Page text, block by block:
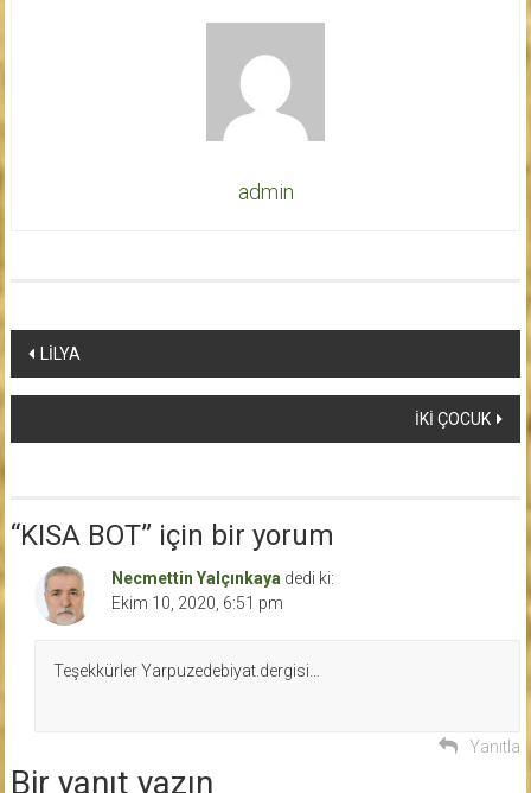
admin
Yazı
dolaşımı
LİLYA
İKİ ÇOCUK
“KISA BOT” için bir yorum
Necmettin Yalçınkaya dedi ki:
Ekim 10, 2020, 6:51 pm
Teşekkürler Yarpuzedebiyat.dergisi…
Yanıtla
Bir yanıt yazın